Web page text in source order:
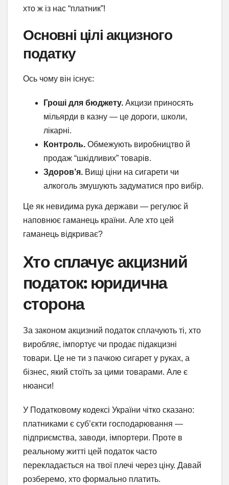
хто ж із нас “платник”!
Основні цілі акцизного
податку
Ось чому він існує:
Гроші для бюджету. Акцизи приносять
мільярди в казну — це дороги, школи,
лікарні.
Контроль. Обмежують виробництво й
продаж “шкідливих” товарів.
Здоров’я. Вищі ціни на сигарети чи
алкоголь змушують задуматися про вибір.
Це як невидима рука держави — регулює й
наповнює гаманець країни. Але хто цей
гаманець відкриває?
Хто сплачує акцизний
податок: юридична
сторона
За законом акцизний податок сплачують ті, хто
виробляє, імпортує чи продає підакцизні
товари. Це не ти з пачкою сигарет у руках, а
бізнес, який стоїть за цими товарами. Але є
нюанси!
У Податковому кодексі України чітко сказано:
платниками є суб’єкти господарювання —
підприємства, заводи, імпортери. Проте в
реальному житті цей податок часто
перекладається на твої плечі через ціну. Давай
розберемо, хто формально платить.